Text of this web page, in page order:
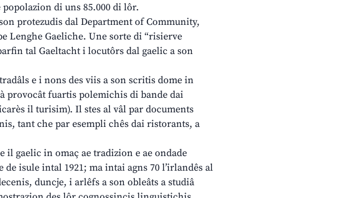
di uns 85.000 di lôr.
protezudis dal Department of Community,
Lenghe Gaeliche. Une sorte di “risierve
tal Gaeltacht i locutôrs dal gaelic a son
e i nons des viis a son scritis dome in
provocât fuartis polemichis di bande dai
il turisim). Il stes al vâl par documents
tant che par esempli chês dai ristorants, a
gaelic in omaç ae tradizion e ae ondade
isule intal 1921; ma intai agns 70 l’irlandês al
duncje, i arlêfs a son obleâts a studiâ